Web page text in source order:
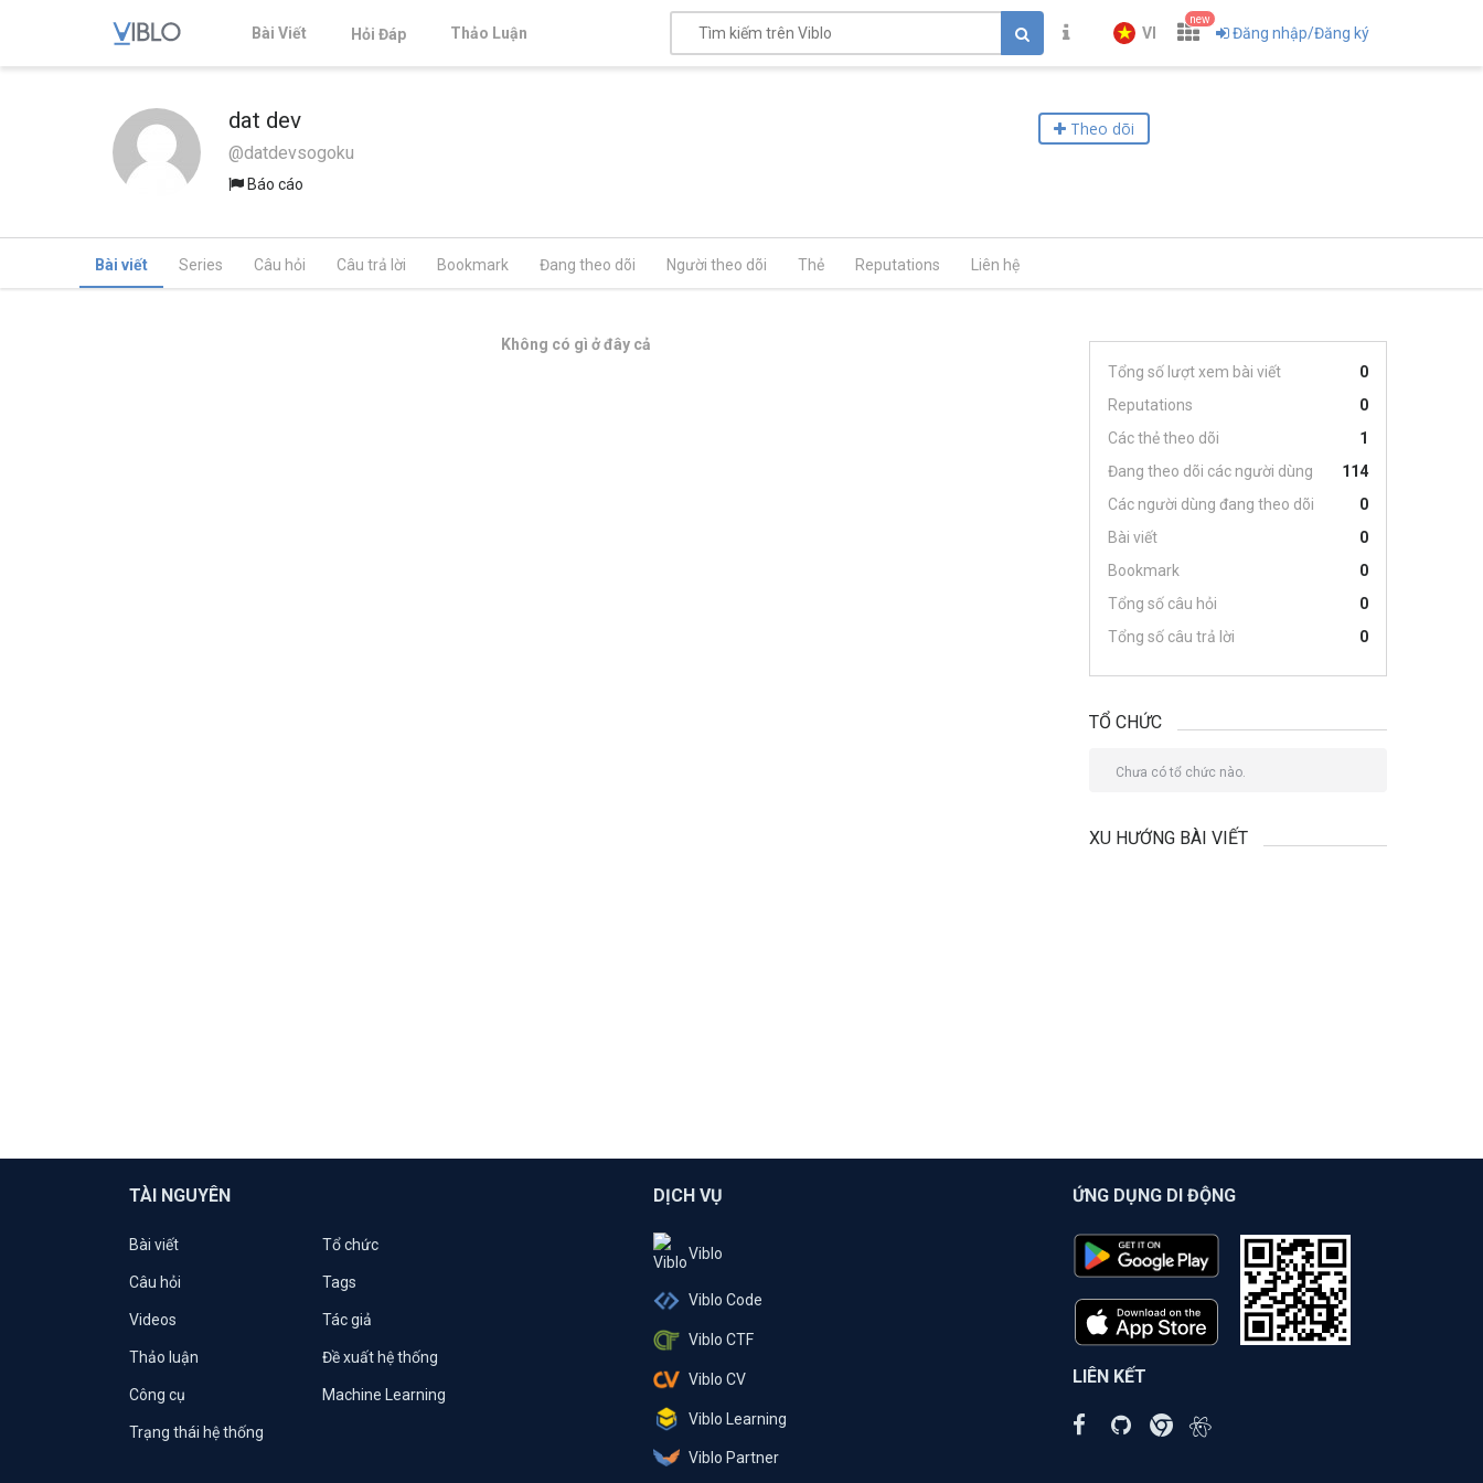
Bài Viết Hỏi Đáp Thảo Luận VI
new
Đăng nhập/Đăng ký
dat dev
@datdevsogoku
Báo cáo
Theo dõi
Bài viết Series Câu hỏi Câu trả lời Bookmark Đang theo dõi Người theo dõi Thẻ Reputations Liên hệ
Không có gì ở đây cả
Tổng số lượt xem bài viết
0
Reputations
0
Các thẻ theo dõi
1
Đang theo dõi các người dùng
114
Các người dùng đang theo dõi
0
Bài viết
0
Bookmark
0
Tổng số câu hỏi
0
Tổng số câu trả lời
0
TỔ CHỨC
Chưa có tổ chức nào.
XU HƯỚNG BÀI VIẾT
TÀI NGUYÊN
Bài viết Tổ chức
Câu hỏi Tags
Videos Tác giả
Thảo luận Đề xuất hệ thống
Công cụ Machine Learning
Trạng thái hệ thống
DỊCH VỤ
Viblo
Viblo Code
Viblo CTF
Viblo CV
Viblo Learning
Viblo Partner
ỨNG DỤNG DI ĐỘNG
LIÊN KẾT